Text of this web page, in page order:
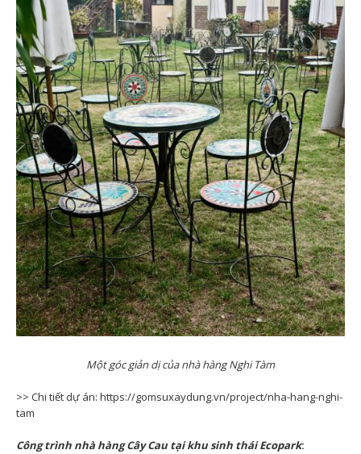
Một góc giản dị của nhà hàng Nghi Tàm
>> Chi tiết dự án: https://gomsuxaydung.vn/project/nha-hang-nghi-
tam
Công trình nhà hàng Cây Cau tại khu sinh thái Ecopark: